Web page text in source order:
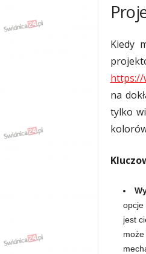
Kiedy
https://
na
tylko
opcje
jest